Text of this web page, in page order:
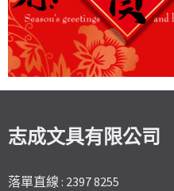
志成文具有限公司
落單直線 : 2397 8255